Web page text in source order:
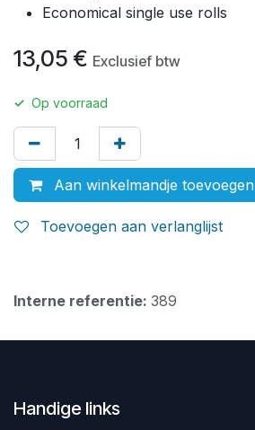
Economical single use rolls
13,05 € Exclusief btw
✓ Op voorraad
Aan winkelmandje toevoegen
Toevoegen aan verlanglijst
Interne referentie: 389
Handige links